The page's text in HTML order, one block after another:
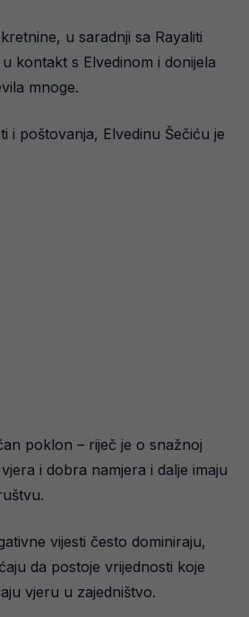
u saradnji sa Rayaliti
kontakt s Elvedinom i donijela
mnoge.
i poštovanja, Elvedinu Šečiću je
poklon – riječ je o snažnoj
i dobra namjera i dalje imaju
vijesti često dominiraju,
da postoje vrijednosti koje
vjeru u zajedništvo.